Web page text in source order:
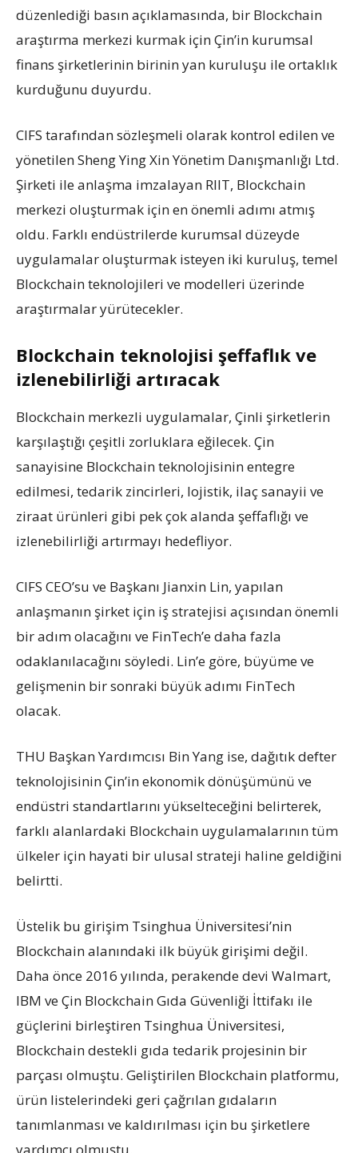
düzenlediği basın açıklamasında, bir Blockchain
araştırma merkezi kurmak için Çin’in kurumsal
finans şirketlerinin birinin yan kuruluşu ile ortaklık
kurduğunu duyurdu.
CIFS tarafından sözleşmeli olarak kontrol edilen ve
yönetilen Sheng Ying Xin Yönetim Danışmanlığı Ltd.
Şirketi ile anlaşma imzalayan RIIT, Blockchain
merkezi oluşturmak için en önemli adımı atmış
oldu. Farklı endüstrilerde kurumsal düzeyde
uygulamalar oluşturmak isteyen iki kuruluş, temel
Blockchain teknolojileri ve modelleri üzerinde
araştırmalar yürütecekler.
Blockchain teknolojisi şeffaflık ve
izlenebilirliği artıracak
Blockchain merkezli uygulamalar, Çinli şirketlerin
karşılaştığı çeşitli zorluklara eğilecek. Çin
sanayisine Blockchain teknolojisinin entegre
edilmesi, tedarik zincirleri, lojistik, ilaç sanayii ve
ziraat ürünleri gibi pek çok alanda şeffaflığı ve
izlenebilirliği artırmayı hedefliyor.
CIFS CEO’su ve Başkanı Jianxin Lin, yapılan
anlaşmanın şirket için iş stratejisi açısından önemli
bir adım olacağını ve FinTech’e daha fazla
odaklanılacağını söyledi. Lin’e göre, büyüme ve
gelişmenin bir sonraki büyük adımı FinTech
olacak.
THU Başkan Yardımcısı Bin Yang ise, dağıtık defter
teknolojisinin Çin’in ekonomik dönüşümünü ve
endüstri standartlarını yükselteceğini belirterek,
farklı alanlardaki Blockchain uygulamalarının tüm
ülkeler için hayati bir ulusal strateji haline geldiğini
belirtti.
Üstelik bu girişim Tsinghua Üniversitesi’nin
Blockchain alanındaki ilk büyük girişimi değil.
Daha önce 2016 yılında, perakende devi Walmart,
IBM ve Çin Blockchain Gıda Güvenliği İttifakı ile
güçlerini birleştiren Tsinghua Üniversitesi,
Blockchain destekli gıda tedarik projesinin bir
parçası olmuştu. Geliştirilen Blockchain platformu,
ürün listelerindeki geri çağrılan gıdaların
tanımlanması ve kaldırılması için bu şirketlere
yardımcı olmuştu.